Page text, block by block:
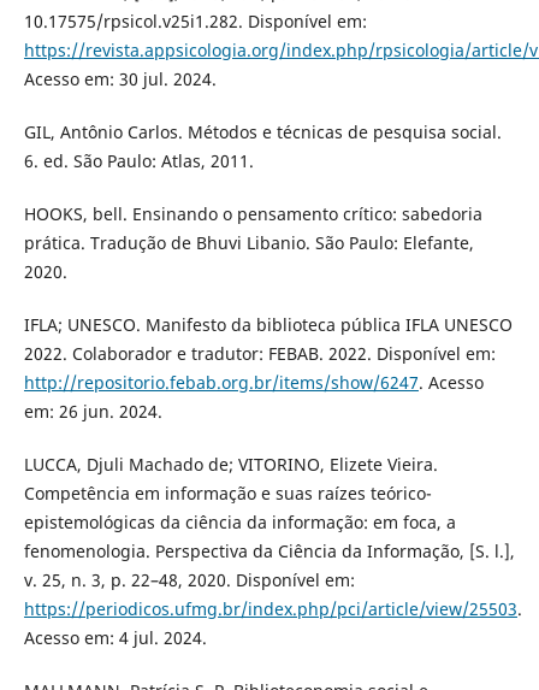
10.17575/rpsicol.v25i1.282. Disponível em:
https://revista.appsicologia.org/index.php/rpsicologia/article/
Acesso em: 30 jul. 2024.
GIL, Antônio Carlos. Métodos e técnicas de pesquisa social.
6. ed. São Paulo: Atlas, 2011.
HOOKS, bell. Ensinando o pensamento crítico: sabedoria
prática. Tradução de Bhuvi Libanio. São Paulo: Elefante,
2020.
IFLA; UNESCO. Manifesto da biblioteca pública IFLA UNESCO
2022. Colaborador e tradutor: FEBAB. 2022. Disponível em:
http://repositorio.febab.org.br/items/show/6247. Acesso
em: 26 jun. 2024.
LUCCA, Djuli Machado de; VITORINO, Elizete Vieira.
Competência em informação e suas raízes teórico-
epistemológicas da ciência da informação: em foca, a
fenomenologia. Perspectiva da Ciência da Informação, [S. l.],
v. 25, n. 3, p. 22–48, 2020. Disponível em:
https://periodicos.ufmg.br/index.php/pci/article/view/25503.
Acesso em: 4 jul. 2024.